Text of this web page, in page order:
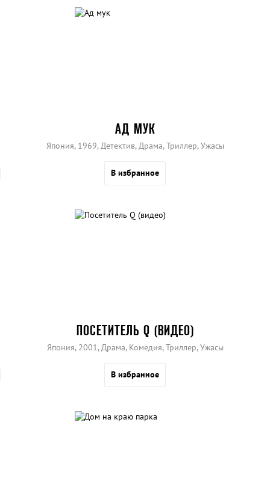
АД МУК
Япония, 1969, Детектив, Драма, Триллер, Ужасы
В избранное
ПОСЕТИТЕЛЬ Q (ВИДЕО)
Япония, 2001, Драма, Комедия, Триллер, Ужасы
В избранное